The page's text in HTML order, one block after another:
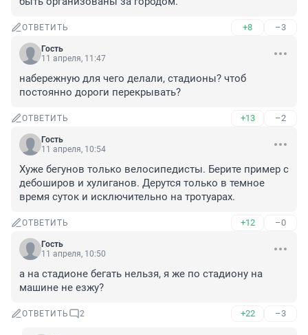
ОТВЕТИТЬ +8 –3
Гость
11 апреля, 11:47
набережную для чего делали, стадионы? чтоб
постоянно дороги перекрывать?
ОТВЕТИТЬ +13 –2
Гость
11 апреля, 10:54
Хуже бегунов только велосипедисты. Берите пример с
дебоширов и хулиганов. Дерутся только в темное
время суток и исключительно на тротуарах.
ОТВЕТИТЬ +12 –0
Гость
11 апреля, 10:50
а на стадионе бегать нельзя, я же по стадиону на
машине не езжу?
ОТВЕТИТЬ 2 +22 –3